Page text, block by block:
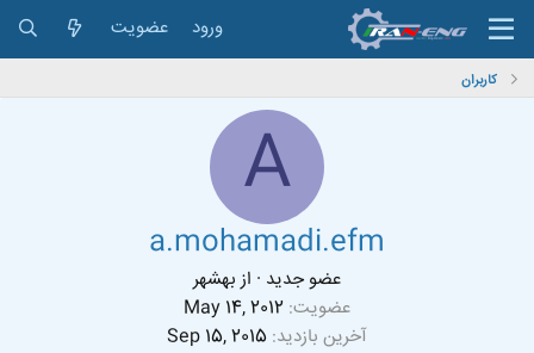
ورود عضویت
کاربران
A
a.mohamadi.efm
عضو جدید · از بهشهر
عضویت May 14, 2012
آخرین بازدید Sep 15, 2015